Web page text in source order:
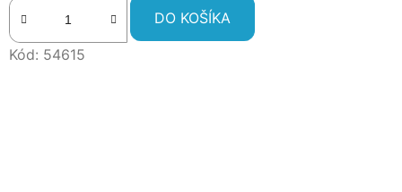
DO KOŠÍKA
Kód: 54615